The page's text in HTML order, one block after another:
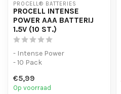
PROCELL® BATTERIES
PROCELL INTENSE
POWER AAA BATTERIJ
1.5V (10 ST.)
- Intense Power
- 10 Pack
hoog verbruik
€5,99
Op voorraad